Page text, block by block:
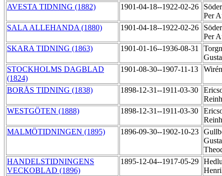
AVESTA TIDNING (1882)
1901-04-18--1922-02-26
Per
SALA ALLEHANDA (1880)
1901-04-18--1922-02-26
Per
SKARA TIDNING (1863)
1901-01-16--1936-08-31
STOCKHOLMS DAGBLAD
(1824)
1901-08-30--1907-11-13
BORÅS TIDNING (1838) 1898-12-31--1911-03-30
WESTGÖTEN (1888)
1898-12-31--1911-03-30
MALMÖTIDNINGEN (1895)
1896-09-30--1902-10-23
HANDELSTIDNINGENS
VECKOBLAD (1896)
1895-12-04--1917-05-29